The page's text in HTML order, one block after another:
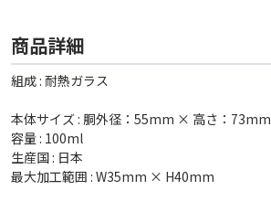
商品詳細
組成 : 耐熱ガラス
本体サイズ : 胴外径：55mm × 高さ：73mm
容量 : 100ml
生産国 : 日本
最大加工範囲 : W35mm × H40mm